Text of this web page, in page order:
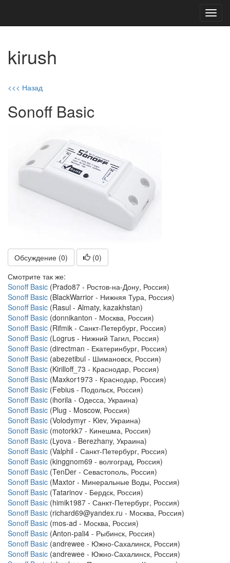
kirush
<<< Назад
Sonoff Basic
Обсуждение (0) (0)
Смотрите так же:
Sonoff Basic (Prado87 - Ростов-на-Дону, Россия)
Sonoff Basic (BlackWarrior - Нижняя Тура, Россия)
Sonoff Basic (Rasul - Almaty, kazakhstan)
Sonoff Basic (donnikanton - Москва, Россия)
Sonoff Basic (Rifmik - Санкт-Петербург, Россия)
Sonoff Basic (Logrus - Нижний Тагил, Россия)
Sonoff Basic (directman - Екатеринбург, Россия)
Sonoff Basic (abezetibul - Шимановск, Россия)
Sonoff Basic (Kirilloff_73 - Краснодар, Россия)
Sonoff Basic (Maxkor1973 - Краснодар, Россия)
Sonoff Basic (Febius - Подольск, Россия)
Sonoff Basic (ihorila - Одесса, Украина)
Sonoff Basic (Plug - Moscow, Россия)
Sonoff Basic (Volodymyr - Kiev, Украина)
Sonoff Basic (motorkk7 - Кинешма, Россия)
Sonoff Basic (Lyova - Berezhany, Украина)
Sonoff Basic (Valphil - Санкт-Петербург, Россия)
Sonoff Basic (kinggnom69 - волгоград, Россия)
Sonoff Basic (TenDer - Севастополь, Россия)
Sonoff Basic (Maxtor - Минеральные Воды, Россия)
Sonoff Basic (Tatarinov - Бердск, Россия)
Sonoff Basic (himik1987 - Санкт-Петербург, Россия)
Sonoff Basic (richard69@yandex.ru - Москва, Россия)
Sonoff Basic (mos-ad - Москва, Россия)
Sonoff Basic (Anton-pali4 - Рыбинск, Россия)
Sonoff Basic (andrewee - Южно-Сахалинск, Россия)
Sonoff Basic (andrewee - Южно-Сахалинск, Россия)